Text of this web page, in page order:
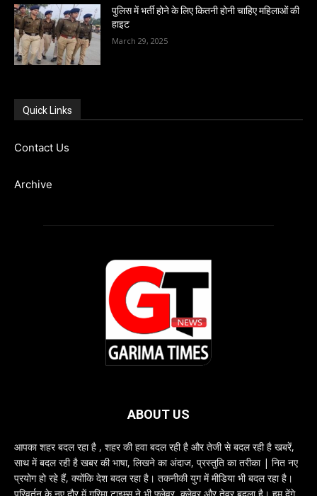
पुलिस में भर्ती होने के लिए कितनी होनी चाहिए महिलाओं की
हाइट
March 29, 2025
Quick Links
Contact Us
Archive
ABOUT US
आपका शहर बदल रहा है , शहर की हवा बदल रही है और तेजी से बदल रही है खबरें,
साथ में बदल रही है खबर की भाषा, लिखने का अंदाज, प्रस्तुति का तरीका | नित नए
प्रयोग हो रहे हैं, क्योंकि देश बदल रहा है। तकनीकी युग में मीडिया भी बदल रहा है।